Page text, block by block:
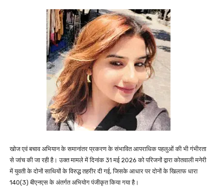
खोज एवं बचाव अभियान के समानांतर प्रकरण के संभावित आपराधिक पहलुओं की भी गंभीरता
से जांच की जा रही है। उक्त मामले में दिनांक 31 मई 2026 को परिजनों द्वारा कोतवाली मनेरी
में युवती के दोनों साथियों के विरुद्ध तहरीर दी गई, जिसके आधार पर दोनों के खिलाफ धारा
140(3) बीएनएस के अंतर्गत अभियोग पंजीकृत किया गया है।